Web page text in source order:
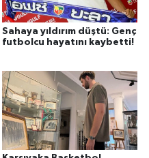
Sahaya yıldırım düştü: Genç
futbolcu hayatını kaybetti!